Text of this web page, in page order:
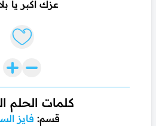
عزك اكبر يا
كلمات الحلم
قسم: فايز